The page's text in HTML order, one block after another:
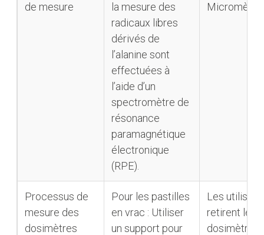
de mesure
la mesure des
radicaux libres
dérivés de
l’alanine sont
effectuées à
l’aide d’un
spectromètre de
résonance
paramagnétique
électronique
(RPE).
Micromètre
Processus de
mesure des
dosimètres
Pour les pastilles
en vrac : Utiliser
un support pour
Les
retirent le
dosimètre